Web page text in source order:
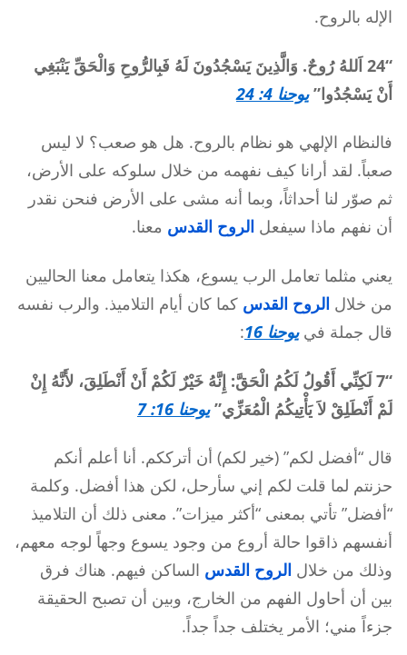
الإله بالروح.
“24 اَللهُ رُوحٌ. وَالَّذِينَ يَسْجُدُونَ لَهُ فَبِالرُّوحِ وَالْحَقِّ يَنْبَغِي
أَنْ يَسْجُدُوا”يوحنا 4: 24
فالنظام الإلهي هو نظام بالروح. هل هو صعب؟ لا ليس
صعباً. لقد أرانا كيف نفهمه من خلال سلوكه على الأرض،
ثم صوّر لنا أحداثاً، وبما أنه مشى على الأرض فنحن نقدر
أن نفهم ماذا سيفعل الروح القدس معنا.
يعني مثلما تعامل الرب يسوع، هكذا يتعامل معنا الحاليين
من خلال الروح القدس كما كان أيام التلاميذ. والرب نفسه
قال جملة فييوحنا 16 :
“7 لَكِنِّي أَقُولُ لَكُمُ الْحَقَّ: إِنَّهُ خَيْرٌ لَكُمْ أَنْ أَنْطَلِقَ، لأَنَّهُ إِنْ
لَمْ أَنْطَلِقْ لاَ يَأْتِيكُمُ الْمُعَزِّي”يوحنا 16: 7
قال “أفضل لكم” (خير لكم) أن أترككم. أنا أعلم أنكم
حزنتم لما قلت لكم إني سأرحل، لكن هذا أفضل. وكلمة
“أفضل” تأتي بمعنى “أكثر ميزات”. معنى ذلك أن التلاميذ
أنفسهم ذاقوا حالة أروع من وجود يسوع وجهاً لوجه معهم،
وذلك من خلال الروح القدس الساكن فيهم. هناك فرق
بين أن أحاول الفهم من الخارج، وبين أن تصبح الحقيقة
جزءاً مني؛ الأمر يختلف جداً جداً.